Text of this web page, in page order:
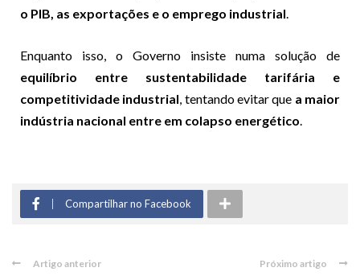
o PIB, as exportações e o emprego industrial.
Enquanto isso, o Governo insiste numa solução de
equilíbrio entre sustentabilidade tarifária e
competitividade industrial, tentando evitar que a maior
indústria nacional entre em colapso energético.
Compartilhar no Facebook
Artigo anterior Próximo artigo